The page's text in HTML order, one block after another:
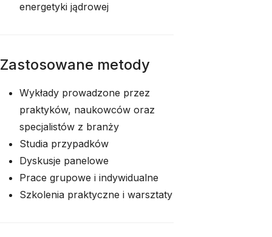
energetyki jądrowej
Zastosowane metody
Wykłady prowadzone przez
praktyków, naukowców oraz
specjalistów z branży
Studia przypadków
Dyskusje panelowe
Prace grupowe i indywidualne
Szkolenia praktyczne i warsztaty